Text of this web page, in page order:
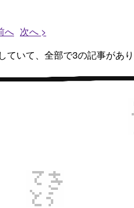
へ 次へ >
いて、全部で3の記事があり